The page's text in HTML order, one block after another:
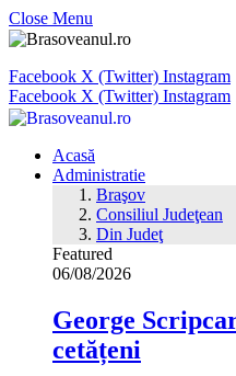
Close Menu
Facebook X (Twitter) Instagram
Facebook X (Twitter) Instagram
Acasă
Administratie
Braşov
Consiliul Judeţean
Din Judeţ
Featured
06/08/2026
George
cetățeni